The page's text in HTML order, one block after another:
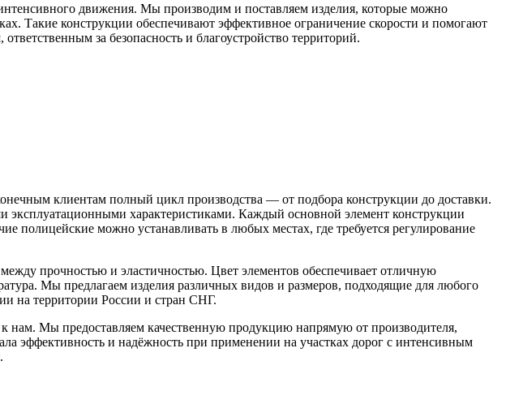
движения. Мы производим и поставляем изделия, которые можно
Такие конструкции обеспечивают эффективное ограничение скорости и помогают
за безопасность и благоустройство территорий.
клиентам полный цикл производства — от подбора конструкции до доставки.
эксплуатационными характеристиками. Каждый основной элемент конструкции
можно устанавливать в любых местах, где требуется регулирование
между прочностью и эластичностью. Цвет элементов обеспечивает отличную
Мы предлагаем изделия различных видов и размеров, подходящие для любого
на территории России и стран СНГ.
Мы предоставляем качественную продукцию напрямую от производителя,
эффективность и надёжность при применении на участках дорог с интенсивным